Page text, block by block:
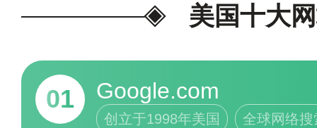
绍，仅限于参考交流，其运营
美国十大
01 Google.com
创立于1998年美国 全球网络